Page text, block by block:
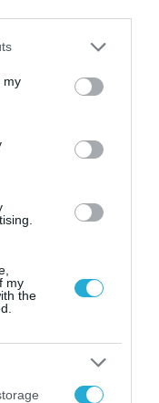
or more Google
You may click to
third-party tags to
in below Google
my
my
the
Cities στα